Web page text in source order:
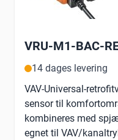
VRU-M1-BAC-
14 dages levering
VAV-Universal-
sensor til
kombineres med
egnet til VAV/